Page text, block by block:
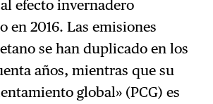
efecto invernadero
en 2016. Las emisiones
se han duplicado en los
años, mientras que su
global» (PCG) es